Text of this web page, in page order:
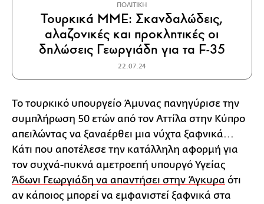
ΠΟΛΙΤΙΚΗ
Τουρκικά ΜΜΕ: Σκανδαλώδεις,
αλαζονικές και προκλητικές οι
δηλώσεις Γεωργιάδη για τα F-35
22.07.24
Το τουρκικό υπουργείο Άμυνας πανηγύρισε την
συμπλήρωση 50 ετών από τον Αττίλα στην Κύπρο
απειλώντας να ξαναέρθει μια νύχτα ξαφνικά...
Κάτι που αποτέλεσε την κατάλληλη αφορμή για
τον συχνά-πυκνά αμετροεπή υπουργό Υγείας
Άδωνι Γεωργιάδη να απαντήσει στην Άγκυρα ότι
αν κάποιος μπορεί να εμφανιστεί ξαφνικά στα